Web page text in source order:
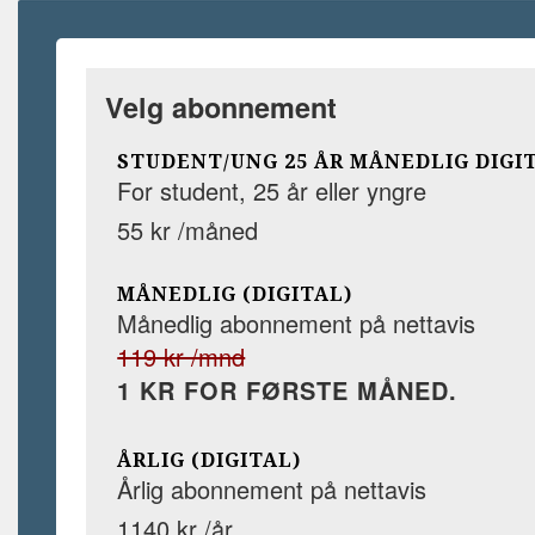
Velg abonnement
STUDENT/UNG 25 ÅR MÅNEDLIG
For student, 25 år eller yngre
55 kr /måned
MÅNEDLIG (DIGITAL)
Månedlig abonnement på nettavis
119 kr /mnd
1 KR FOR FØRSTE MÅNED.
ÅRLIG (DIGITAL)
Årlig abonnement på nettavis